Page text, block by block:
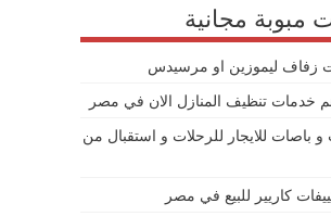
مبوبة مجانية
زفاف ليموزين او مرسيدس
خدمات تنظيف المنازل الان في مصر
باصات للايجار للرحلات و استقبال من
كاريير للبيع في مصر